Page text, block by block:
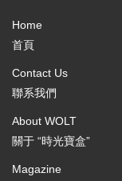
Home
首頁
Contact Us
聯系我們
About WOLT
關于 “時光寶盒”
Magazine